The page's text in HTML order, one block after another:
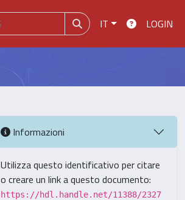
IT LOGIN
Informazioni
Utilizza questo identificativo per citare
o creare un link a questo documento:
https://hdl.handle.net/11388/2327